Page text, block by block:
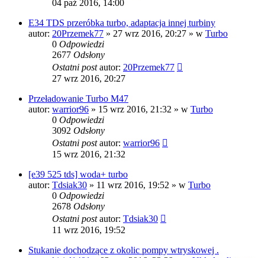
04 paź 2016, 14:00
E34 TDS przeróbka turbo, adaptacja innej turbiny
autor: 20Przemek77 » 27 wrz 2016, 20:27 » w Turbo
0 Odpowiedzi
2677 Odsłony
Ostatni postautor: 20Przemek77
27 wrz 2016, 20:27
Przeładowanie Turbo M47
autor: warrior96 » 15 wrz 2016, 21:32 » w Turbo
0 Odpowiedzi
3092 Odsłony
Ostatni postautor: warrior96
15 wrz 2016, 21:32
[e39 525 tds] woda+ turbo
autor: Tdsiak30 » 11 wrz 2016, 19:52 » w Turbo
0 Odpowiedzi
2678 Odsłony
Ostatni postautor: Tdsiak30
11 wrz 2016, 19:52
Stukanie dochodzące z okolic pompy wtryskowej .